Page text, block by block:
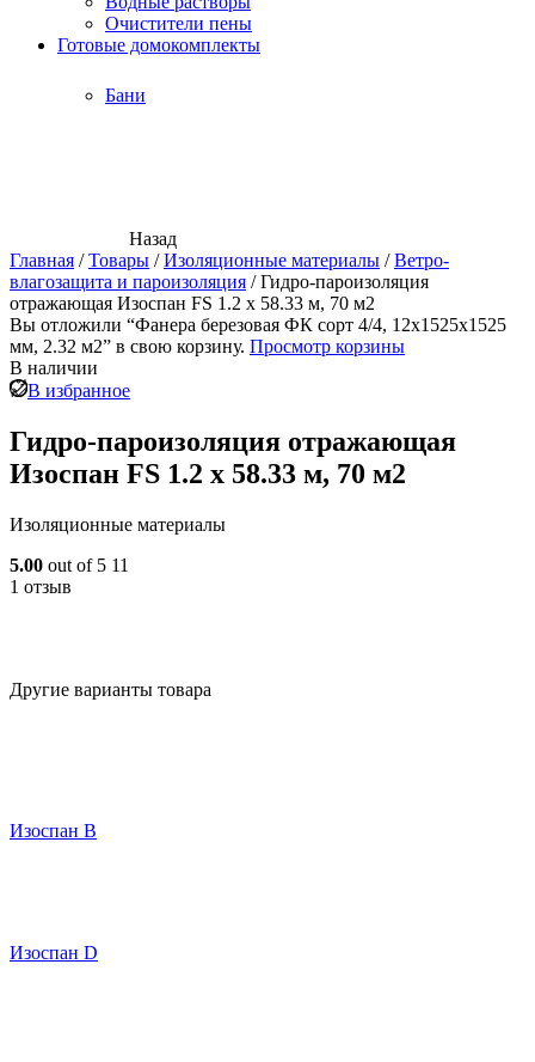
Очистители пены
Готовые домокомплекты
Бани
Назад
Главная /Товары /Изоляционные материалы /Ветро-
влагозащита и пароизоляция /Гидро-пароизоляция
отражающая Изоспан FS 1.2 х 58.33 м, 70 м2
Вы отложили “Фанера березовая ФК сорт 4/4, 12х1525х1525
мм, 2.32 м2” в свою корзину. Просмотр корзины
В наличии
В избранное
Гидро-пароизоляция отражающая
Изоспан FS 1.2 х 58.33 м, 70 м2
Изоляционные материалы
5.00 out of 5 11
1 отзыв
Другие варианты товара
Изоспан В
Изоспан D